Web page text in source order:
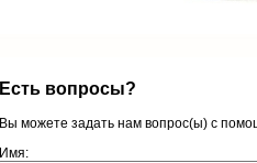
Есть вопросы?
Вы можете задать нам вопрос(ы) с
Имя: